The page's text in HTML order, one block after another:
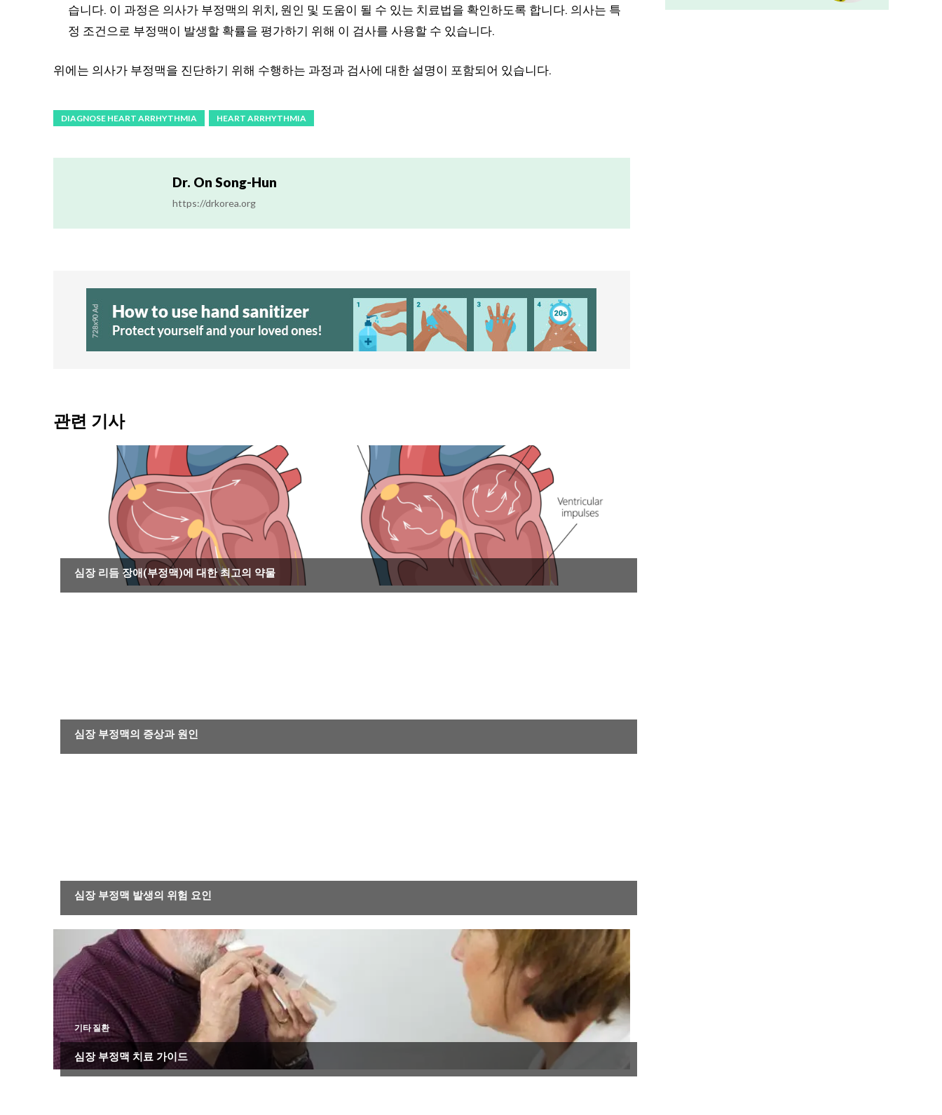
습니다. 이 과정은 의사가 부정맥의 위치, 원인 및 도움이 될 수 있는 치료법을 확인하도록 합니다. 의사는 특
정 조건으로 부정맥이 발생할 확률을 평가하기 위해 이 검사를 사용할 수 있습니다.
위에는 의사가 부정맥을 진단하기 위해 수행하는 과정과 검사에 대한 설명이 포함되어 있습니다.
DIAGNOSE HEART ARRHYTHMIA HEART ARRHYTHMIA
Dr. On Song-Hun
https://drkorea.org
관련 기사
심장 리듬 장애(부정맥)에 대한 최고의 약물
심장 부정맥의 증상과 원인
심장 부정맥 발생의 위험 요인
기타 질환
심장 부정맥 치료 가이드